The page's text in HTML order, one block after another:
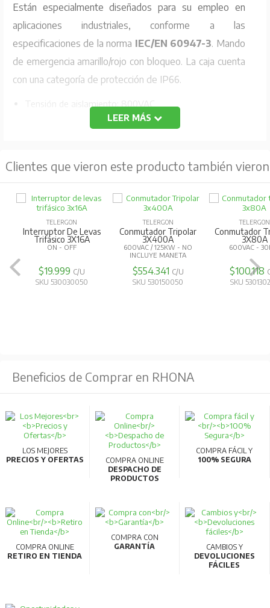
Están especialmente diseñados para su empleo en
aplicaciones industriales, conforme a las
especificaciones de la norma IEC/EN 60947-3. Mando
de emergencia amarillo/rojo con bloqueo. La caja cuenta
con una categoría de protección de IP66.
Tensión de aislamiento: 800VAC
Intensidad de funcionamiento: 20A
LEER MÁS
Clientes que vieron este producto también vieron
TELERGON
Interruptor De Levas
Trifásico 3X16A
ON - OFF
$19.999 C/U
SKU 530030050
TELERGON
Conmutador Tripolar
3X400A
600VAC / 125KW - NO
INCLUYE MANETA
$554.341 C/U
SKU 530150050
TELERGON
Conmutador
3X80A
600VAC -
$100.118
SKU
Beneficios de Comprar en RHONA
LOS MEJORES
PRECIOS Y OFERTAS
COMPRA ONLINE
DESPACHO DE
PRODUCTOS
COMPRA FÁCIL Y
100% SEGURA
COMPRA ONLINE
RETIRO EN TIENDA
COMPRA CON
GARANTÍA
CAMBIOS Y
DEVOLUCIONES
FÁCILES